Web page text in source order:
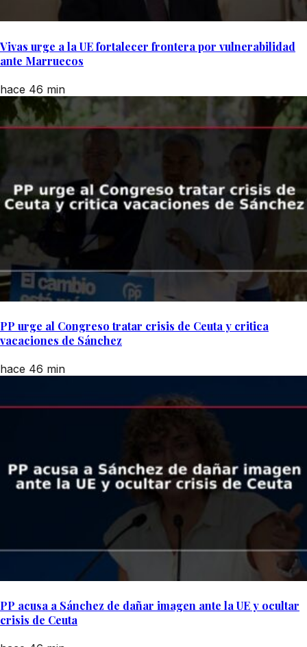
Vivas urge a la UE fortalecer frontera por vulnerabilidad
ante Marruecos
hace 46 min
PP urge al Congreso tratar crisis de Ceuta y critica
vacaciones de Sánchez
hace 46 min
PP acusa a Sánchez de dañar imagen ante la UE y ocultar
crisis de Ceuta